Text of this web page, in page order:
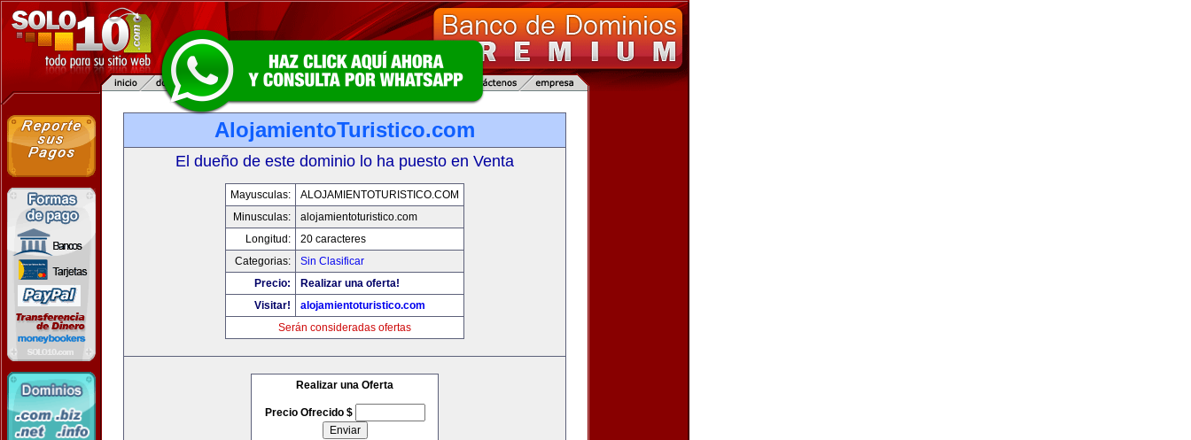
AlojamientoTuristico.com
El dueño de este dominio lo ha puesto en Venta
Mayusculas:
ALOJAMIENTOTURISTICO.COM
Minusculas:
alojamientoturistico.com
Longitud:
20 caracteres
Categorias:
Sin Clasificar
Precio:
Realizar una oferta!
Visitar!
alojamientoturistico.com
Serán consideradas ofertas
Realizar una Oferta
Precio Ofrecido $